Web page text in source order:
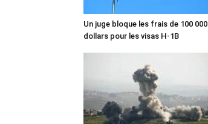
Un juge bloque les frais de 100 000
dollars pour les visas H-1B